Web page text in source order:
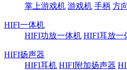
掌上游戏机 游戏机 手柄 方
HIFI一体机
HIFI功放一体机 HIFI耳放一
HIFI扬声器
HIFI耳机 HIFI附加扬声器